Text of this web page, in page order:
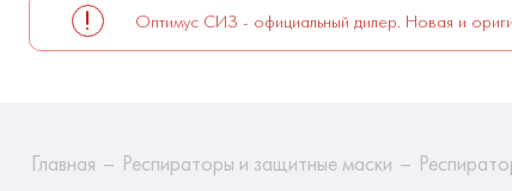
Оптимус СИЗ - официальный дилер. Новая и
Главная Респираторы и защитные маски